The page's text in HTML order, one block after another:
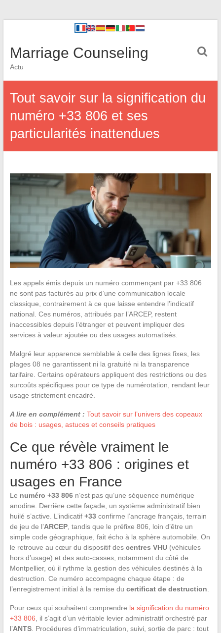
Marriage Counseling
Actu
Tout savoir sur la signification du
numéro +33 806 et ses
particularités inattendues
Les appels émis depuis un numéro commençant par +33 806
ne sont pas facturés au prix d’une communication locale
classique, contrairement à ce que laisse entendre l’indicatif
national. Ces numéros, attribués par l’ARCEP, restent
inaccessibles depuis l’étranger et peuvent impliquer des
services à valeur ajoutée ou des usages automatisés.
Malgré leur apparence semblable à celle des lignes fixes, les
plages 08 ne garantissent ni la gratuité ni la transparence
tarifaire. Certains opérateurs appliquent des restrictions ou des
surcoûts spécifiques pour ce type de numérotation, rendant leur
usage strictement encadré.
A lire en complément : Tout savoir sur l’univers des copeaux
de bois : usages, astuces et conseils pratiques
Ce que révèle vraiment le
numéro +33 806 : origines et
usages en France
Le numéro +33 806n’est pas qu’une séquence numérique
anodine. Derrière cette façade, un système administratif bien
huilé s’active. L’indicatif +33confirme l’ancrage français, terrain
de jeu de l’ARCEP, tandis que le préfixe 806, loin d’être un
simple code géographique, fait écho à la sphère automobile. On
le retrouve au cœur du dispositif des centres VHU(véhicules
hors d’usage) et des auto-casses, notamment du côté de
Montpellier, où il rythme la gestion des véhicules destinés à la
destruction. Ce numéro accompagne chaque étape : de
l’enregistrement initial à la remise du certificat de destruction
Pour ceux qui souhaitent comprendre la signification du numéro
+33 806 , il s’agit d’un véritable levier administratif orchestré par
l’ANTS. Procédures d’immatriculation, suivi, sortie de parc : tout